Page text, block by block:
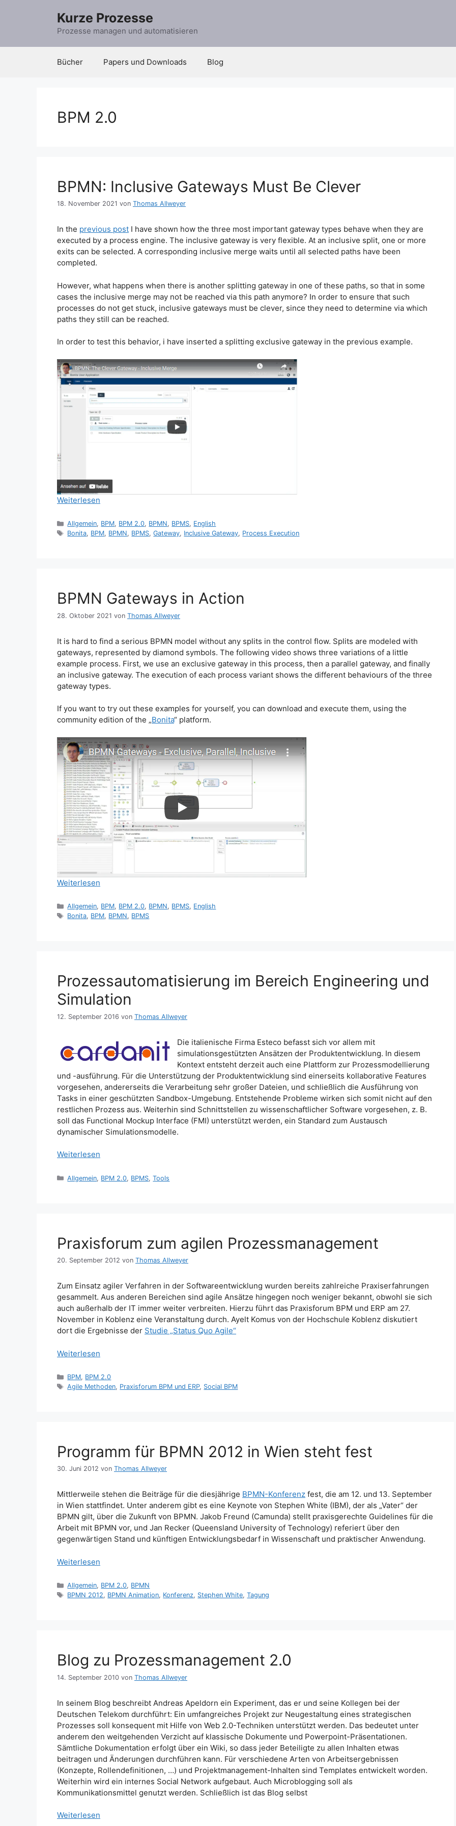
Kurze Prozesse
Prozesse managen und automatisieren
Bücher Papers und Downloads Blog
BPM 2.0
BPMN: Inclusive Gateways Must Be Clever
18. November 2021 von Thomas Allweyer
In the previous post I have shown how the three most important gateway types behave when they are
executed by a process engine. The inclusive gateway is very flexible. At an inclusive split, one or more
exits can be selected. A corresponding inclusive merge waits until all selected paths have been
completed.
However, what happens when there is another splitting gateway in one of these paths, so that in some
cases the inclusive merge may not be reached via this path anymore? In order to ensure that such
processes do not get stuck, inclusive gateways must be clever, since they need to determine via which
paths they still can be reached.
In order to test this behavior, i have inserted a splitting exclusive gateway in the previous example.
Weiterlesen
Kategorien
Allgemein, BPM, BPM 2.0, BPMN, BPMS, English
Schlagwörter
Bonita, BPM, BPMN, BPMS,Gateway, Inclusive Gateway, Process Execution
BPMN Gateways in Action
28. Oktober 2021 von Thomas Allweyer
It is hard to find a serious BPMN model without any splits in the control flow. Splits are modeled with
gateways, represented by diamond symbols. The following video shows three variations of a little
example process. First, we use an exclusive gateway in this process, then a parallel gateway, and finally
an inclusive gateway. The execution of each process variant shows the different behaviours of the three
gateway types.
If you want to try out these examples for yourself, you can download and execute them, using the
community edition of the „Bonita“ platform.
Weiterlesen
Kategorien
Allgemein, BPM, BPM 2.0, BPMN, BPMS, English
Schlagwörter
Bonita, BPM, BPMN, BPMS
Prozessautomatisierung im Bereich Engineering und
Simulation
12. September 2016 von Thomas Allweyer
Die italienische Firma Esteco befasst sich vor allem mit
simulationsgestützten Ansätzen der Produktentwicklung. In diesem
Kontext entsteht derzeit auch eine Plattform zur Prozessmodellierung
und -ausführung. Für die Unterstützung der Produktentwicklung sind einerseits kollaborative Features
vorgesehen, andererseits die Verarbeitung sehr großer Dateien, und schließlich die Ausführung von
Tasks in einer geschützten Sandbox-Umgebung. Entstehende Probleme wirken sich somit nicht auf den
restlichen Prozess aus. Weiterhin sind Schnittstellen zu wissenschaftlicher Software vorgesehen, z. B.
soll das Functional Mockup Interface (FMI) unterstützt werden, ein Standard zum Austausch
dynamischer Simulationsmodelle.
Weiterlesen
Kategorien
Allgemein, BPM 2.0, BPMS,Tools
Praxisforum zum agilen Prozessmanagement
20. September 2012 von Thomas Allweyer
Zum Einsatz agiler Verfahren in der Softwareentwicklung wurden bereits zahlreiche Praxiserfahrungen
gesammelt. Aus anderen Bereichen sind agile Ansätze hingegen noch weniger bekannt, obwohl sie sich
auch außerhalb der IT immer weiter verbreiten. Hierzu führt das Praxisforum BPM und ERP am 27.
November in Koblenz eine Veranstaltung durch. Ayelt Komus von der Hochschule Koblenz diskutiert
dort die Ergebnisse der Studie „Status Quo Agile“
Weiterlesen
Kategorien
BPM, BPM 2.0
Schlagwörter
Agile Methoden, Praxisforum BPM und ERP, Social BPM
Programm für BPMN 2012 in Wien steht fest
30. Juni 2012 von Thomas Allweyer
Mittlerweile stehen die Beiträge für die diesjährige BPMN-Konferenz fest, die am 12. und 13. September
in Wien stattfindet. Unter anderem gibt es eine Keynote von Stephen White (IBM), der als „Vater“ der
BPMN gilt, über die Zukunft von BPMN. Jakob Freund (Camunda) stellt praxisgerechte Guidelines für die
Arbeit mit BPMN vor, und Jan Recker (Queensland University of Technology) referiert über den
gegenwärtigen Stand und künftigen Entwicklungsbedarf in Wissenschaft und praktischer Anwendung.
Weiterlesen
Kategorien
Allgemein, BPM 2.0, BPMN
Schlagwörter
BPMN 2012, BPMN Animation, Konferenz, Stephen White,Tagung
Blog zu Prozessmanagement 2.0
14. September 2010 von Thomas Allweyer
In seinem Blog beschreibt Andreas Apeldorn ein Experiment, das er und seine Kollegen bei der
Deutschen Telekom durchführt: Ein umfangreiches Projekt zur Neugestaltung eines strategischen
Prozesses soll konsequent mit Hilfe von Web 2.0-Techniken unterstützt werden. Das bedeutet unter
anderem den weitgehenden Verzicht auf klassische Dokumente und Powerpoint-Präsentationen.
Sämtliche Dokumentation erfolgt über ein Wiki, so dass jeder Beteiligte zu allen Inhalten etwas
beitragen und Änderungen durchführen kann. Für verschiedene Arten von Arbeitsergebnissen
(Konzepte, Rollendefinitionen, …) und Projektmanagement-Inhalten sind Templates entwickelt worden.
Weiterhin wird ein internes Social Network aufgebaut. Auch Microblogging soll als
Kommunikationsmittel genutzt werden. Schließlich ist das Blog selbst
Weiterlesen